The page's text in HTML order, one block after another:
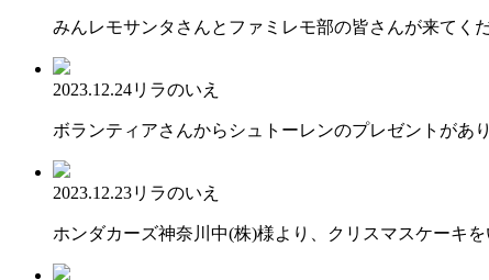
みんレモサンタさんとファミレモ部の皆さんが来てく
2023.12.24リラのいえ
ボランティアさんからシュトーレンのプレゼントがあ
2023.12.23リラのいえ
ホンダカーズ神奈川中(株)様より、クリスマスケーキ